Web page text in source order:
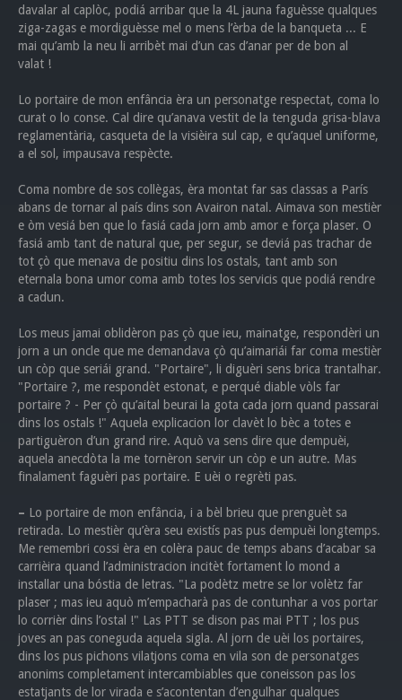
davalar al caplòc, podiá arribar que la 4L jauna faguèsse qualques
ziga-zagas e mordiguèsse mel o mens l’èrba de la banqueta ... E
mai qu’amb la neu li arribèt mai d’un cas d’anar per de bon al
valat !
Lo portaire de mon enfância èra un personatge respectat, coma lo
curat o lo conse. Cal dire qu’anava vestit de la tenguda grisa-blava
reglamentària, casqueta de la visièira sul cap, e qu’aquel uniforme,
a el sol, impausava respècte.
Coma nombre de sos collègas, èra montat far sas classas a París
abans de tornar al país dins son Avairon natal. Aimava son mestièr
e òm vesiá ben que lo fasiá cada jorn amb amor e força plaser. O
fasiá amb tant de natural que, per segur, se deviá pas trachar de
tot çò que menava de positiu dins los ostals, tant amb son
eternala bona umor coma amb totes los servicis que podiá rendre
a cadun.
Los meus jamai oblidèron pas çò que ieu, mainatge, respondèri un
jorn a un oncle que me demandava çò qu’aimariái far coma mestièr
un còp que seriái grand. "Portaire", li diguèri sens brica trantalhar.
"Portaire ?, me respondèt estonat, e perqué diable vòls far
portaire ? - Per çò qu’aital beurai la gota cada jorn quand passarai
dins los ostals !" Aquela explicacion lor clavèt lo bèc a totes e
partiguèron d’un grand rire. Aquò va sens dire que dempuèi,
aquela anecdòta la me tornèron servir un còp e un autre. Mas
finalament faguèri pas portaire. E uèi o regrèti pas.
– Lo portaire de mon enfância, i a bèl brieu que prenguèt sa
retirada. Lo mestièr qu’èra seu existís pas pus dempuèi longtemps.
Me remembri cossi èra en colèra pauc de temps abans d’acabar sa
carrièira quand l’administracion incitèt fortament lo mond a
installar una bóstia de letras. "La podètz metre se lor volètz far
plaser ; mas ieu aquò m’empacharà pas de contunhar a vos portar
lo corrièr dins l’ostal !" Las PTT se dison pas mai PTT ; los pus
joves an pas coneguda aquela sigla. Al jorn de uèi los portaires,
dins los pus pichons vilatjons coma en vila son de personatges
anonims completament intercambiables que coneisson pas los
estatjants de lor virada e s’acontentan d’engulhar qualques